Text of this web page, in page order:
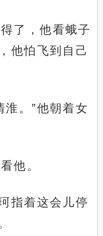
了，他看蛾子
他怕飞到自己
。”他朝着女
他。
指着这会儿停